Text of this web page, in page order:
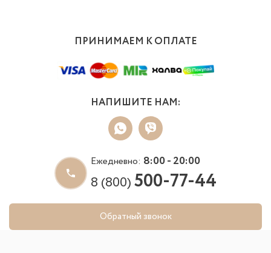
ПРИНИМАЕМ К ОПЛАТЕ
НАПИШИТЕ НАМ:
Ежедневно: 8:00 - 20:00
8 (800)500-77-44
Обратный звонок